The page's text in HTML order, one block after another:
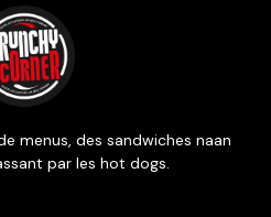
menus, des sandwiches naan
par les hot dogs.